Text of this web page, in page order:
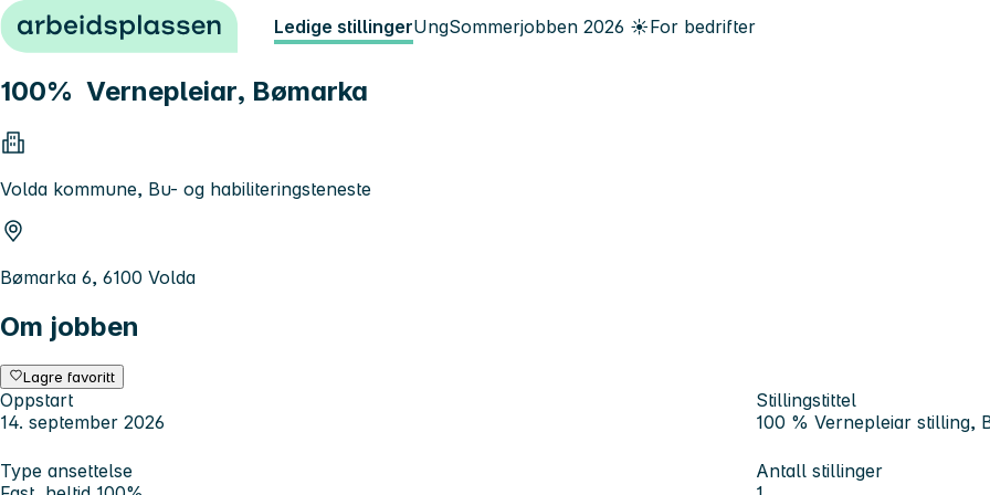
Hopp til innhold Ledige stillingerUngSommerjobben 2026 ☀️For bedrifter
100% Vernepleiar, Bømarka
Volda kommune, Bu- og habiliteringsteneste
Bømarka 6, 6100 Volda
Om jobben
Lagre favoritt
Oppstart
14. september 2026
Stillingstittel
100 % Vernepleiar stilling,
Type ansettelse
Antall stillinger